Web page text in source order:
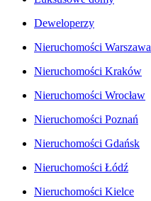
Deweloperzy
Nieruchomości Warszawa
Nieruchomości Kraków
Nieruchomości Wrocław
Nieruchomości Poznań
Nieruchomości Gdańsk
Nieruchomości Łódź
Nieruchomości Kielce